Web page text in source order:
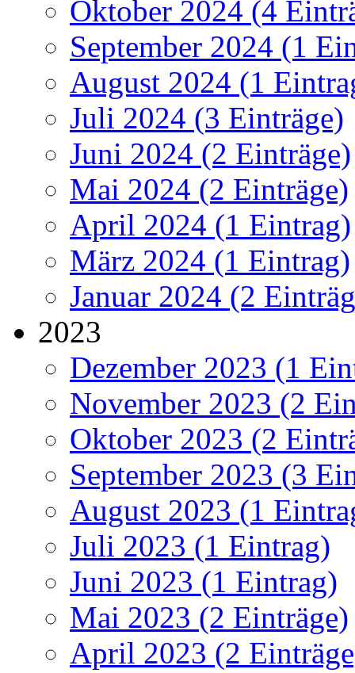
Oktober 2024 (4
September 2024 (1
August 2024 (1
Juli 2024 (3 Einträge)
Juni 2024 (2 Einträge)
Mai 2024 (2 Einträge)
April 2024 (1 Eintrag)
März 2024 (1 Eintrag)
Januar 2024 (2
2023
Dezember 2023 (1
November 2023 (2
Oktober 2023 (2
September 2023 (3
August 2023 (1
Juli 2023 (1 Eintrag)
Juni 2023 (1 Eintrag)
Mai 2023 (2 Einträge)
April 2023 (2